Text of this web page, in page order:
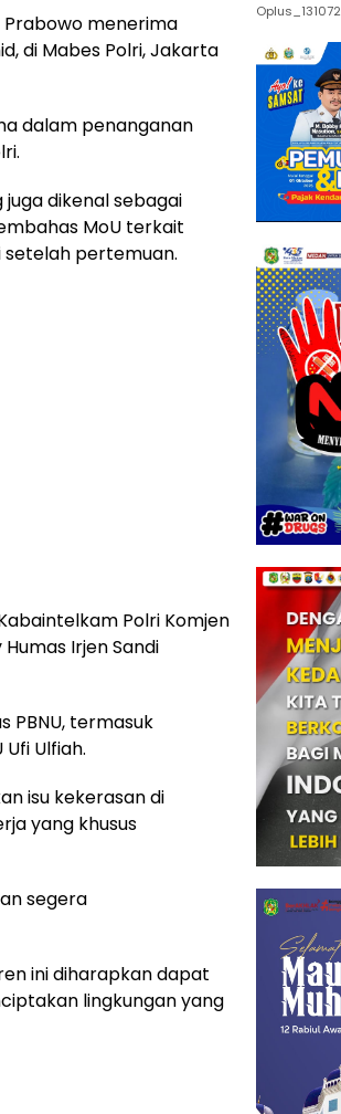
Prabowo menerima
di Mabes Polri, Jakarta
dalam penanganan
dikenal sebagai
MoU terkait
setelah pertemuan.
Polri Komjen
Irjen Sandi
PBNU, termasuk
Ulfiah.
isu kekerasan di
yang khusus
segera
ini diharapkan dapat
lingkungan yang
Oplus_131072